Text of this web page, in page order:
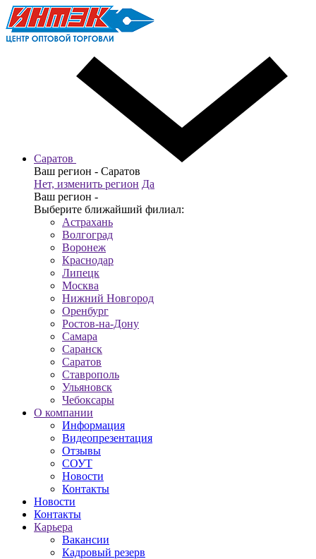
Саратов
Ваш регион - Саратов
Нет, изменить регион Да
Ваш регион -
Выберите ближайший филиал:
Астрахань
Волгоград
Воронеж
Краснодар
Липецк
Москва
Нижний Новгород
Оренбург
Ростов-на-Дону
Самара
Саранск
Саратов
Ставрополь
Ульяновск
Чебоксары
О компании
Информация
Видеопрезентация
Отзывы
СОУТ
Новости
Контакты
Новости
Контакты
Карьера
Вакансии
Кадровый резерв